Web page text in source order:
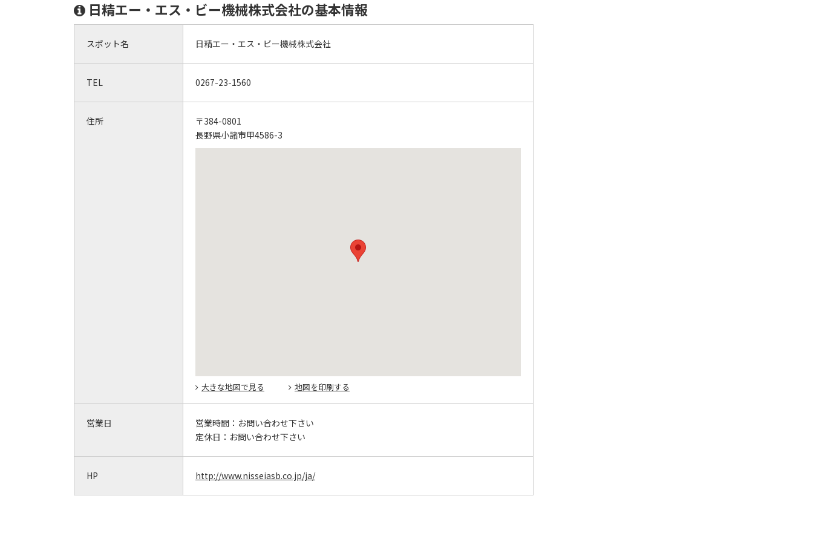
日精エー・エス・ビー機械株式会社の基本情報
スポット名 日精エー・エス・ビー機械株式会社
TEL 0267-23-1560
住所
〒384-0801
長野県小諸市甲4586-3
大きな地図で見る 地図を印刷する
営業日 営業時間： お問い合わせ下さい
定休日： お問い合わせ下さい
HP http://www.nisseiasb.co.jp/ja/